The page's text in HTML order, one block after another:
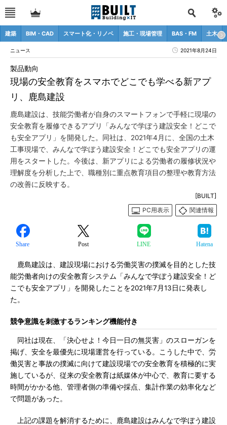
建築 BIM・CAD スマート化・リノベ 施工・現場管理 BAS・FM 土木
ニュース 2021年8月24日
現場の安全教育をスマホでどこでも学べる新アプ
リ、鹿島建設
製品動向
鹿島建設は、技能労働者が自身のスマートフォンで手軽に現場の
安全教育を履修できるアプリ「みんなで学ぼう建設安全！どこで
も安全アプリ」を開発した。同社は、2021年4月に、全国の土木
工事現場で、みんなで学ぼう建設安全！どこでも安全アプリの運
用をスタートした。今後は、新アプリによる労働者の履修状況や
理解度を分析した上で、職種別に重点教育項目の整理や教育方法
の改善に反映する。
[BUILT]
PC用表示
関連情報
Share Post LINE Hatena
鹿島建設は、建設現場における労働災害の撲滅を目的とした技
能労働者向けの安全教育システム「みんなで学ぼう建設安全！ど
こでも安全アプリ」を開発したことを2021年7月13日に発表し
た。
競争意識を刺激するランキング機能付き
同社は現在、「決心せよ！今日一日の無災害」のスローガンを
掲げ、安全を最優先に現場運営を行っている。こうした中で、労
働災害と事故の撲滅に向けて建設現場での安全教育を積極的に実
施しているが、従来の安全教育は紙媒体が中心で、教育に要する
時間がかかる他、管理者側の準備や採点、集計作業の効率化など
で問題があった。
上記の課題を解消するために、鹿島建設はみんなで学ぼう建設